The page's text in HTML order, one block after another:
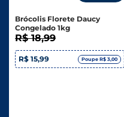
Brócolis Florete Daucy
Congelado 1kg
R$ 18,99
R$ 15,99 Poupe R$ 3,00